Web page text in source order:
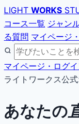
LIGHT WORKS
コース一覧 ジャン
る質問 マイページ
マイページ・ログ
ライトワークス公
あなたの